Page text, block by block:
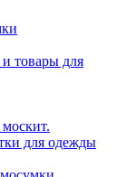
товары для
для одежды